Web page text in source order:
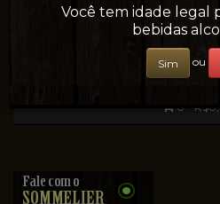
0 -
Você tem idade legal
bebidas
Sim ou